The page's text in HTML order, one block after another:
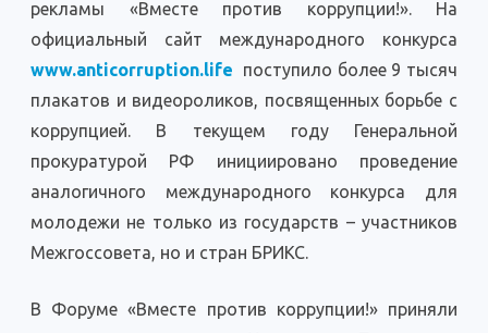
рекламы «Вместе против коррупции!». На
официальный сайт международного конкурса
www.anticorruption.life поступило более 9 тысяч
плакатов и видеороликов, посвященных борьбе с
коррупцией. В текущем году Генеральной
прокуратурой РФ инициировано проведение
аналогичного международного конкурса для
молодежи не только из государств – участников
Межгоссовета, но и стран БРИКС.
В Форуме «Вместе против коррупции!» приняли